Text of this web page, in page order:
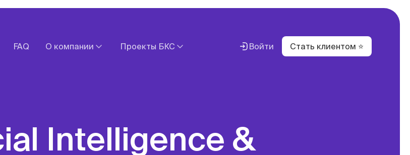
календарь
FAQ О компании Проекты БКС Войти Стать клиентом ⭐